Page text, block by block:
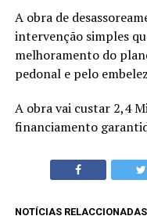
A obra de
intervenção simples
melhoramento do
pedonal e pelo
A obra vai custar 2,4
financiamento
NOTÍCIAS RELACCIONADAS